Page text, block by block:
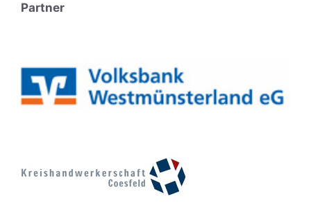
Partner